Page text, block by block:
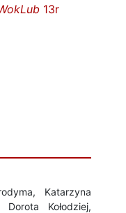
13r
Katarzyna
Kołodziej,